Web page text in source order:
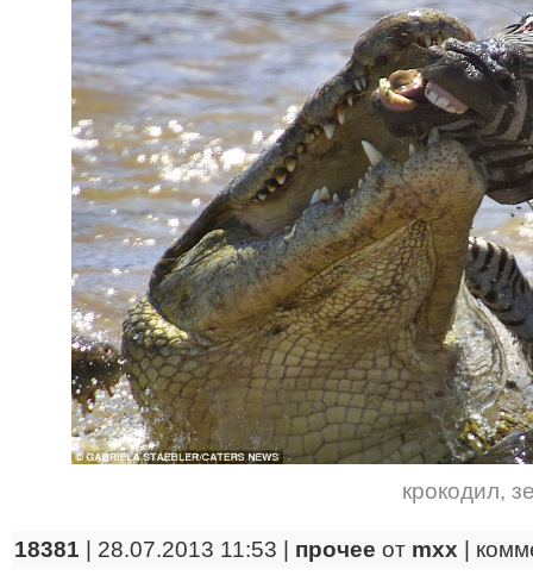
крокодил,
18381 | 28.07.2013 11:53 | прочее от mxx